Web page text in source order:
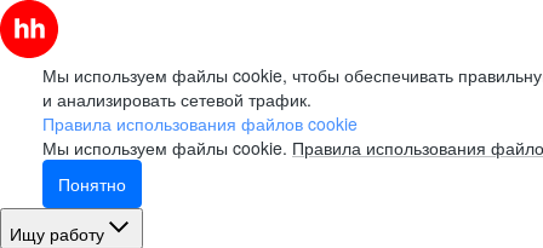
Мы используем файлы cookie, чтобы обеспечивать
и анализировать сетевой трафик.
Правила использования файлов cookie
Мы используем файлы cookie. Правила использования
Понятно
Ищу работу